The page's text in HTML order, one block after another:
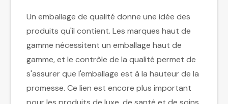
Un emballage de qualité donne une idée des
produits qu'il contient. Les marques haut de
gamme nécessitent un emballage haut de
gamme, et le contrôle de la qualité permet de
s'assurer que l'emballage est à la hauteur de la
promesse. Ce lien est encore plus important